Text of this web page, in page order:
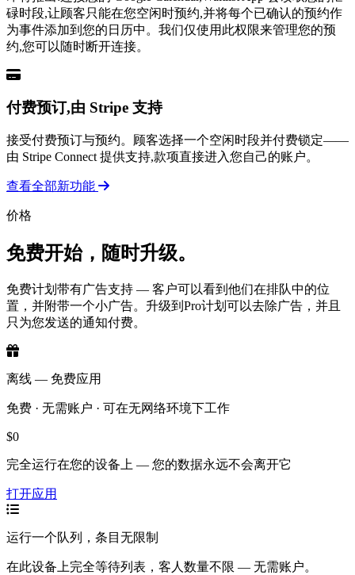
碌时段,让顾客只能在您空闲时预约,并将每个已确认的预约作
为事件添加到您的日历中。我们仅使用此权限来管理您的预
约,您可以随时断开连接。
付费预订,由 Stripe 支持
接受付费预订与预约。顾客选择一个空闲时段并付费锁定——
由 Stripe Connect 提供支持,款项直接进入您自己的账户。
查看全部新功能
价格
免费开始，随时升级。
免费计划带有广告支持 — 客户可以看到他们在排队中的位
置，并附带一个小广告。升级到Pro计划可以去除广告，并且
只为您发送的通知付费。
离线 — 免费应用
免费 · 无需账户 · 可在无网络环境下工作
$0
完全运行在您的设备上 — 您的数据永远不会离开它
打开应用
运行一个队列，条目无限制
在此设备上完全等待列表，客人数量不限 — 无需账户。